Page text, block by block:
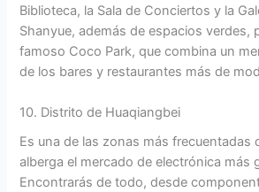
Biblioteca, la Sala de Conciertos y la
Shanyue, además de espacios verdes,
famoso Coco Park, que combina un
de los bares y restaurantes más de
10. Distrito de Huaqiangbei
Es una de las zonas más frecuentadas
alberga el mercado de electrónica más
Encontrarás de todo, desde